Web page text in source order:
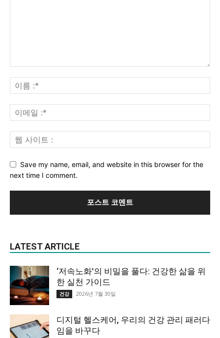
Save my name, email, and website in this browser for the
next time I comment.
LATEST ARTICLE
‘저속노화’의 비밀을 풀다: 건강한 삶을 위
한 실천 가이드
건강 2026년 7월 30일
디지털 헬스케어, 우리의 건강 관리 패러다
임을 바꾸다